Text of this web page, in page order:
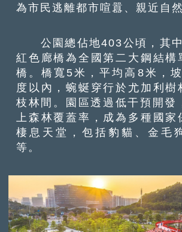
為市民逃離都市喧囂、親近自
公園總佔地403公頃，其中
紅色廊橋為全國第二大鋼結構
橋。橋寬5米，平均高8米，
度以內，蜿蜒穿行於尤加利樹
枝林間。園區透過低干預開發
上森林覆蓋率，成為多種國家
棲息天堂，包括豹貓、金毛
等。